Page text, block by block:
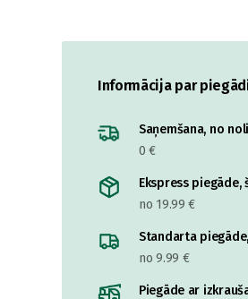
Informācija par
Saņemšana, no
0 €
Ekspress
no 19.99 €
Standarta
no 9.99 €
Piegāde ar